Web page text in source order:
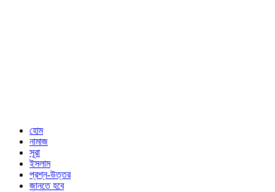
হোম
নামাজ
সূরা
ইসলাম
প্রশ্ন-উত্তর
জানতে হবে